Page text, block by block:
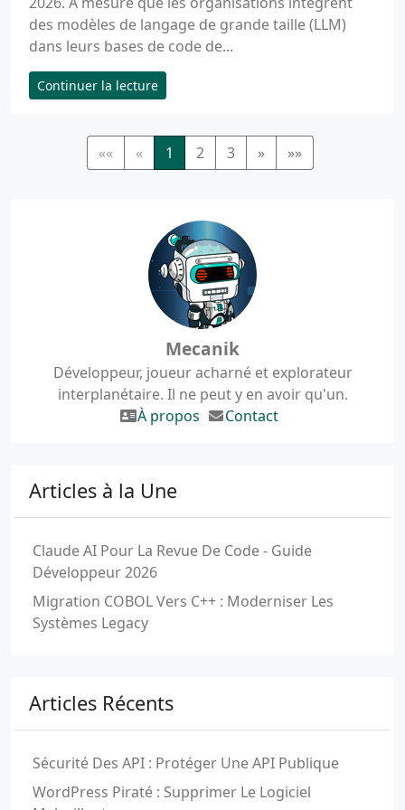
des modèles de langage de grande taille (LLM)
dans leurs bases de code de...
Continuer la lecture
«« « 1 2 3 » »»
Mecanik
Développeur, joueur acharné et explorateur
interplanétaire. Il ne peut y en avoir qu'un.
À propos
Contact
Articles à la Une
Claude AI Pour La Revue De Code - Guide
Développeur 2026
Migration COBOL Vers C++ : Moderniser Les
Systèmes Legacy
Articles Récents
Sécurité Des API : Protéger Une API Publique
WordPress Piraté : Supprimer Le Logiciel